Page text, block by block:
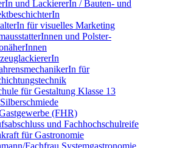
und LackiererIn / Bauten- und
für visuelles Marketing
und Polster-
für
für Gestaltung Klasse 13
(FHR)
und Fachhochschulreife
für Gastronomie
Fachfrau Systemgastronomie